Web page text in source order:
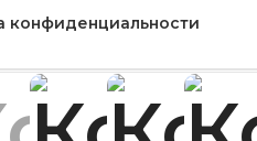
конфиденциальности